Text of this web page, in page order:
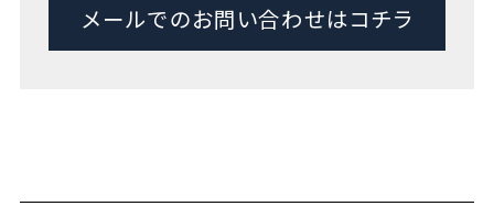
メールでのお問い合わせはコチラ